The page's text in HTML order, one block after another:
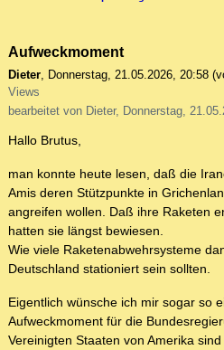
Aufweckmoment
Dieter, Donnerstag, 21.05.2026, 20:58
Views
bearbeitet von Dieter, Donnerstag,
Hallo Brutus,
man konnte heute lesen, daß die
Amis deren Stützpunkte in
angreifen wollen. Daß ihre Raketen
hatten sie längst bewiesen.
Wie viele Raketenabwehrsysteme
Deutschland stationiert sein sollten.
Eigentlich wünsche ich mir sogar so
Aufweckmoment für die
Vereinigten Staaten von Amerika